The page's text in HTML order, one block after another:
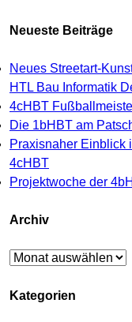
Neueste Beiträge
Neues Streetart-
HTL Bau Informatik
4cHBT
Die 1bHBT am
Praxisnaher Einblick
4cHBT
Projektwoche der
Archiv
Archiv
Kategorien